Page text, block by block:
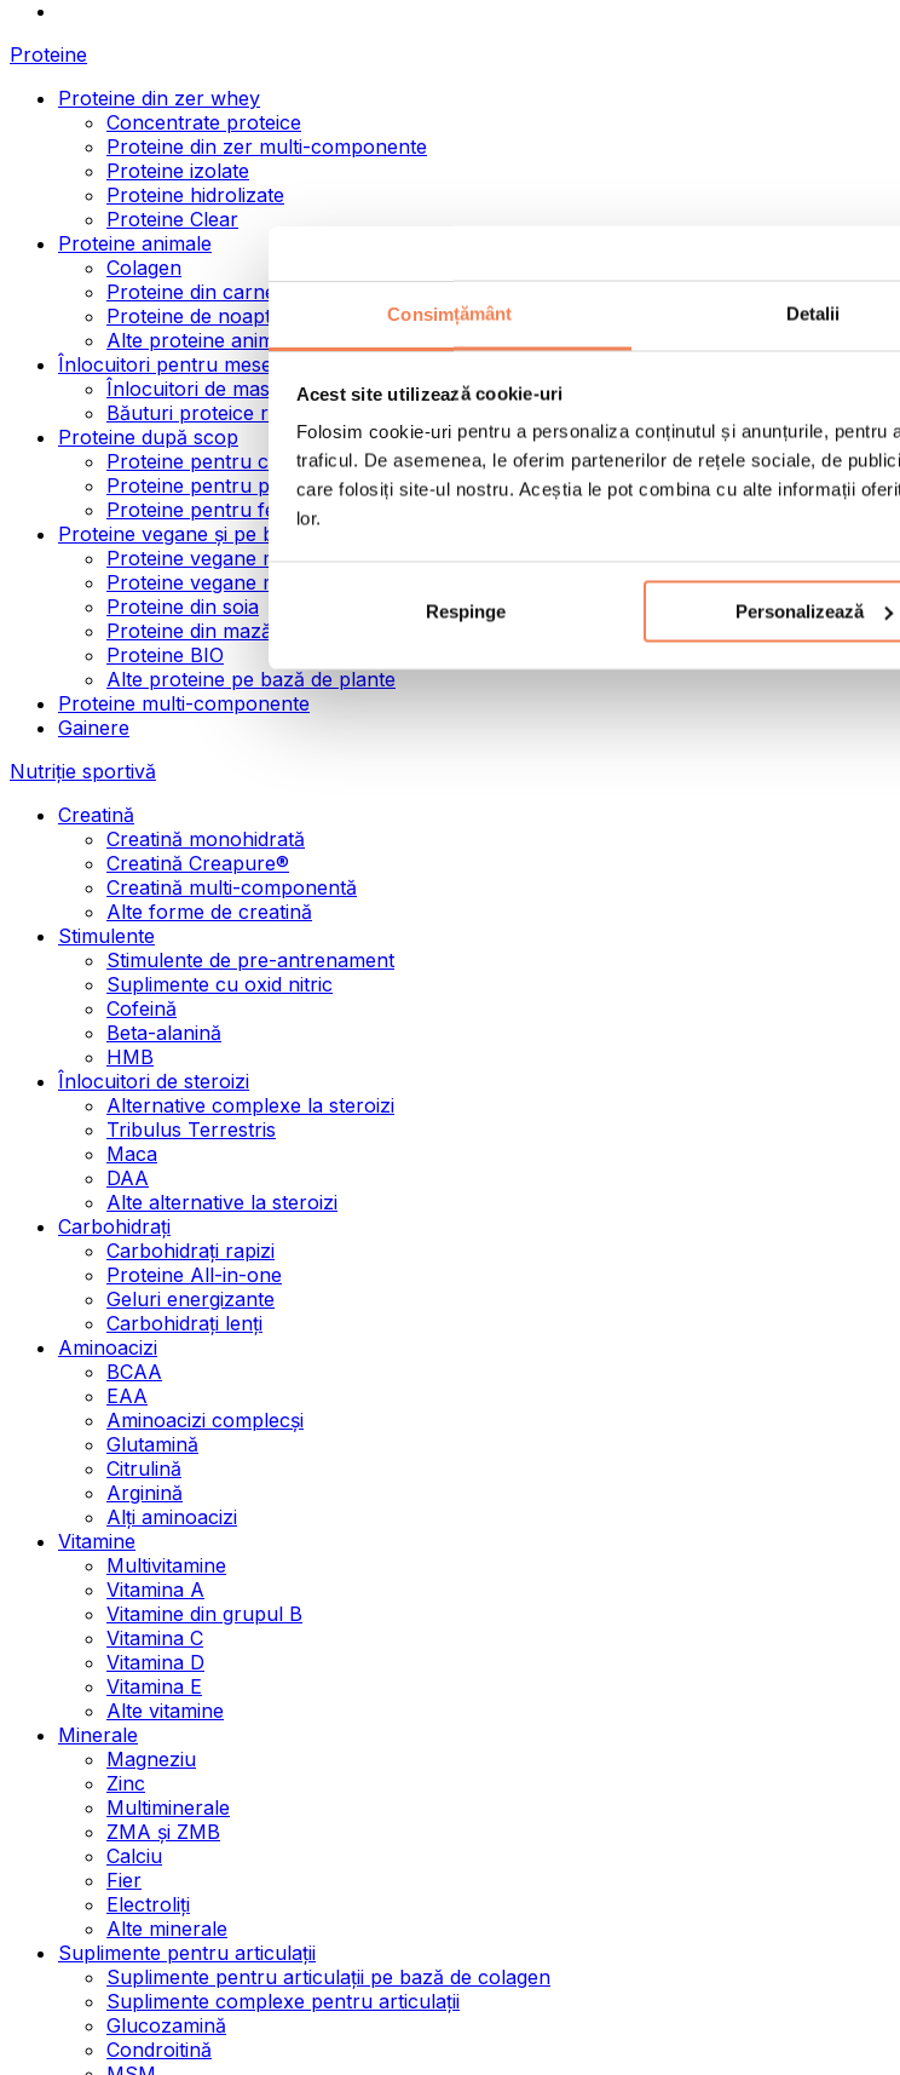
Consimțământ Detalii
Acest site utilizează cookie-uri
Folosim cookie-uri pentru a personaliza conținutul și anunțurile,
traficul. De asemenea, le oferim partenerilor de rețele sociale, de
care folosiți site-ul nostru. Aceștia le pot combina cu alte informații
lor.
Respinge Personalizează
Proteine
Proteine din zer whey
Concentrate proteice
Proteine din zer multi-componente
Proteine izolate
Proteine hidrolizate
Proteine Clear
Proteine animale
Colagen
Proteine din carne de vită
Proteine de noapte
Alte proteine animale
Înlocuitori pentru mese
Înlocuitori de masă pulbere
Băuturi proteice ready to drink
Proteine după scop
Proteine pentru creșterea masei musculare
Proteine pentru pierderea în greutate
Proteine pentru femei
Proteine vegane și pe bază de plante
Proteine vegane mono-componente
Proteine vegane multi-componente
Proteine din soia
Proteine din mazăre
Proteine BIO
Alte proteine pe bază de plante
Proteine multi-componente
Gainere
Nutriție sportivă
Creatină
Creatină monohidrată
Creatină Creapure®
Creatină multi-componentă
Alte forme de creatină
Stimulente
Stimulente de pre-antrenament
Suplimente cu oxid nitric
Cofeină
Beta-alanină
HMB
Înlocuitori de steroizi
Alternative complexe la steroizi
Tribulus Terrestris
Maca
DAA
Alte alternative la steroizi
Carbohidrați
Carbohidrați rapizi
Proteine All-in-one
Geluri energizante
Carbohidrați lenți
Aminoacizi
BCAA
EAA
Aminoacizi complecși
Glutamină
Citrulină
Arginină
Alți aminoacizi
Vitamine
Multivitamine
Vitamina A
Vitamine din grupul B
Vitamina C
Vitamina D
Vitamina E
Alte vitamine
Minerale
Magneziu
Zinc
Multiminerale
ZMA și ZMB
Calciu
Fier
Electroliți
Alte minerale
Suplimente pentru articulații
Suplimente pentru articulații pe bază de colagen
Suplimente complexe pentru articulații
Glucozamină
Condroitină